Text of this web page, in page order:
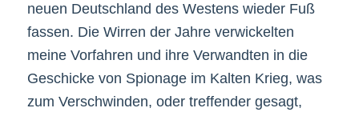
neuen Deutschland des Westens wieder Fuß
fassen. Die Wirren der Jahre verwickelten
meine Vorfahren und ihre Verwandten in die
Geschicke von Spionage im Kalten Krieg, was
zum Verschwinden, oder treffender gesagt,